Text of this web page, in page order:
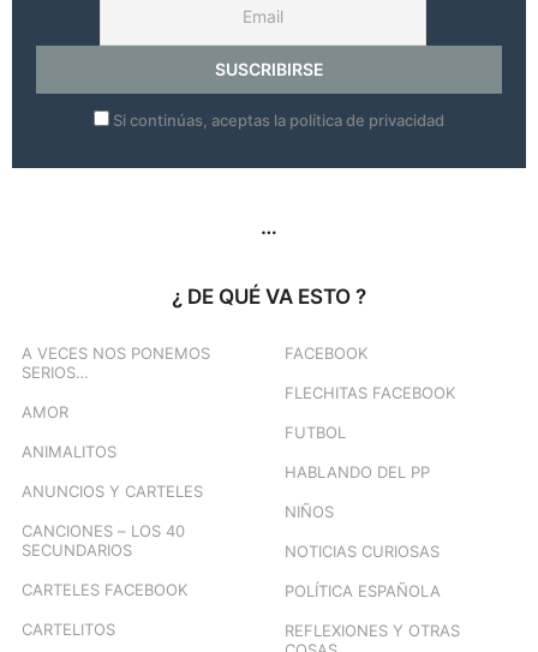
Si continúas, aceptas la política de privacidad
…
¿ DE QUÉ VA ESTO ?
A VECES NOS PONEMOS
SERIOS…
AMOR
ANIMALITOS
ANUNCIOS Y CARTELES
CANCIONES – LOS 40
SECUNDARIOS
CARTELES FACEBOOK
CARTELITOS
FACEBOOK
FLECHITAS FACEBOOK
FUTBOL
HABLANDO DEL PP
NIÑOS
NOTICIAS CURIOSAS
POLÍTICA ESPAÑOLA
REFLEXIONES Y OTRAS